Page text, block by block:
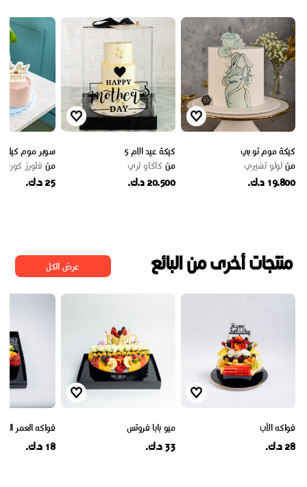
كيكة موم تو بي
من لولو تشيري
19.800 د.ك.
كيكة عيد الام 5
من كاكاو تري
20.500 د.ك.
سوبر موم كيك
من فلورز كورنر
25 د.ك.
منتجات أخرى من البائع عرض الكل
فواكه الأب
28 د.ك.
ميو بابا فروتس
33 د.ك.
فواكه العمر
18 د.ك.